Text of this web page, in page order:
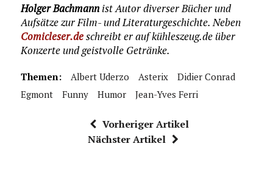
Holger Bachmannist Autor diverser Bücher und
Aufsätze zur Film- und Literaturgeschichte. Neben
Comicleser.deschreibt er auf kühleszeug.de über
Konzerte und geistvolle Getränke.
Themen: Albert Uderzo Asterix
Didier Conrad
Egmont
Funny Humor Jean-Yves Ferri
Vorheriger Artikel
Nächster Artikel